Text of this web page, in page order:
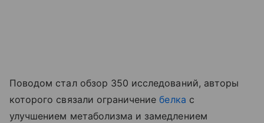
Поводом стал обзор 350 исследований, авторы
которого связали ограничениебелка с
улучшением метаболизма и замедлением